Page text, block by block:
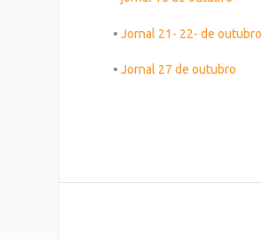
•Jornal 21- 22- de outubro
•Jornal 27 de outubro